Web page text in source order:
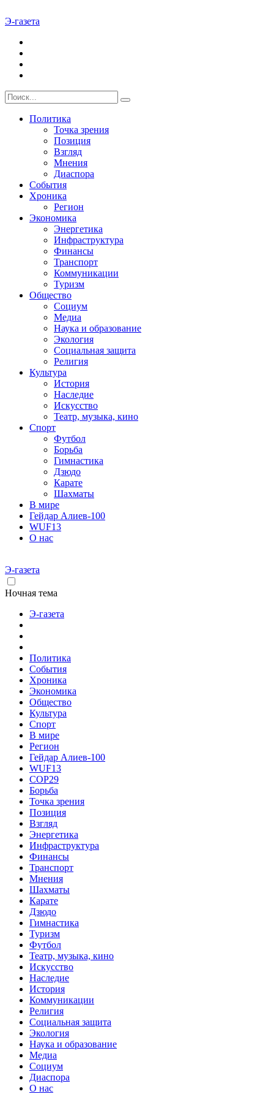
Э-газета
Политика
Точка зрения
Позиция
Взгляд
Мнения
Диаспора
События
Хроника
Регион
Экономика
Энергетика
Инфраструктура
Финансы
Транспорт
Коммуникации
Туризм
Общество
Социум
Медиа
Наука и образование
Экология
Социальная защита
Религия
Культура
История
Наследие
Искусство
Театр, музыка, кино
Спорт
Футбол
Борьба
Гимнастика
Дзюдо
Карате
Шахматы
В мире
Гейдар Алиев-100
WUF13
О нас
Э-газета
Ночная тема
Э-газета
Политика
События
Хроника
Экономика
Общество
Культура
Спорт
В мире
Регион
Гейдар Алиев-100
WUF13
COP29
Борьба
Точка зрения
Позиция
Взгляд
Энергетика
Инфраструктура
Финансы
Транспорт
Мнения
Шахматы
Карате
Дзюдо
Гимнастика
Туризм
Футбол
Театр, музыка, кино
Искусство
Наследие
История
Коммуникации
Религия
Социальная защита
Экология
Наука и образование
Медиа
Социум
Диаспора
О нас